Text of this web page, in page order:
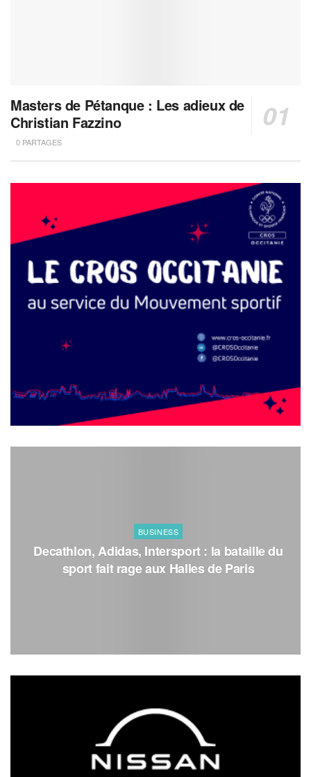
Masters de Pétanque : Les adieux de
Christian Fazzino
0 PARTAGES
BUSINESS
Decathlon, Adidas, Intersport : la bataille du
sport fait rage aux Halles de Paris